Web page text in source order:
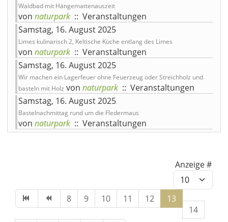
Waldbad mit Hängemattenauszeit
von naturpark :: Veranstaltungen
Samstag, 16. August 2025
Limes kulinarisch 2, Keltische Küche entlang des Limes
von naturpark :: Veranstaltungen
Samstag, 16. August 2025
Wir machen ein Lagerfeuer ohne Feuerzeug oder Streichholz und
basteln mit Holz von naturpark :: Veranstaltungen
Samstag, 16. August 2025
Bastelnachmittag rund um die Fledermaus
von naturpark :: Veranstaltungen
Anzeige #
8 9 10 11 12
13
14